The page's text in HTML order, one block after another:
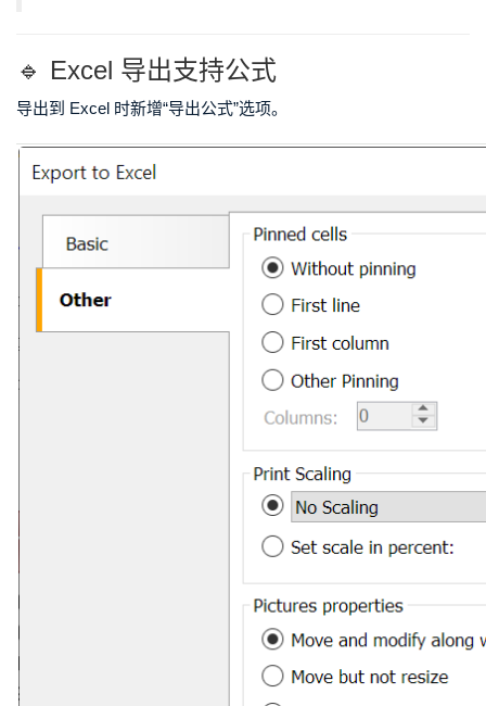
🔹 Excel 导出支持公式
导出到 Excel 时新增“导出公式”选项。